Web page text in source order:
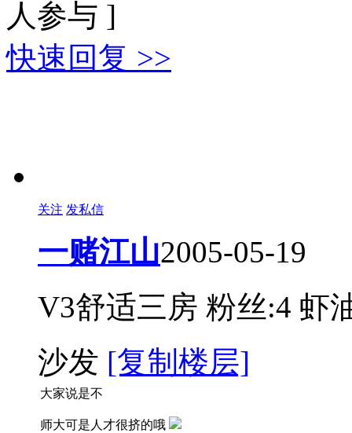
人参与 ]
快速回复 >>
关注 发私信
一赌江山2005-05-19
V3舒适三房 粉丝:4 虾
沙发 [复制楼层]
大家说是不
师大可是人才很挤的哦